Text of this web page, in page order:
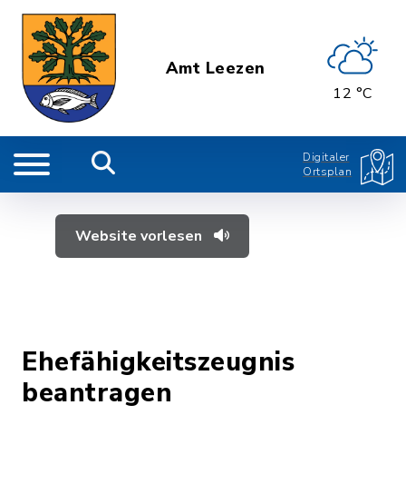
Amt Leezen
12 °C
Digitaler
Ortsplan
Website vorlesen
Ehefähigkeitszeugnis
beantragen